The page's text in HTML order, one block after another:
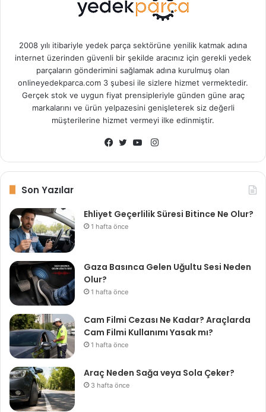
2008 yılı itibariyle yedek parça sektörüne yenilik katmak adına
internet üzerinden güvenli bir şekilde aracınız için gerekli yedek
parçaların gönderimini sağlamak adına kurulmuş olan
onlineyedekparca.com 3 şubesi ile sizlere hizmet vermektedir.
Gerçek stok ve uygun fiyat prensipleriyle günden güne araç
markalarını ve ürün yelpazesini genişleterek siz değerli
müşterilerine hizmet vermeyi ilke edinmiştir.
a
b
o
w
t
e
o
u
I
s
g
Son Yazılar
Ehliyet Geçerlilik Süresi Bitince Ne Olur?
1 hafta önce
Gaza Basınca Gelen Uğultu Sesi Neden
Olur?
1 hafta önce
Cam Filmi Cezası Ne Kadar? Araçlarda
Cam Filmi Kullanımı Yasak mı?
1 hafta önce
Araç Neden Sağa veya Sola Çeker?
3 hafta önce